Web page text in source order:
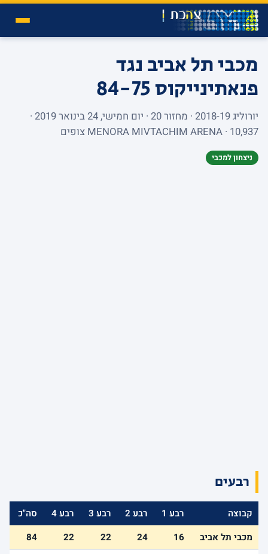
מכבי תל אביב נגד
פנאתינייקוס84-75
יורוליג 2018-19 · מחזור 20 · יום חמישי, 24 בינואר 2019 ·
MENORA MIVTACHIM ARENA · 10,937 צופים
ניצחון למכבי
רבעים
קבוצה רבע 1 רבע 2 רבע 3 רבע 4
סה"כ
מכבי תל אביב
16
24
22
22
84